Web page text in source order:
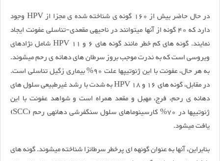
در حال حاضر بیش از 160 گونه­ ی شناخته شده­ ی مجزا از HPV وجود
دارد که 40 گونه از آن­ها می­توانند در ناحیه­ی مقعدی-تناسلی عفونت ایجاد
نمایند. گونه ­های کم­ خطر مانند گونه­ های 6 و 11 HPV شامل نژادهای
ویروسی است که به ندرت موجب بروز سرطان­ های دهانه­ ی رحم می­شوند.
به هر حال، عفونت با این ژنوتیپ­ها علت 90% بیماری زگیل تناسلی است.
در مقابل، گونه­ های 16 و 18 HPV به شدت با رشد غیرطبیعی سلول­ های
دهانه­ ی رحم، فرج، مهبل و مقعد همراه است و شواهد عفونت با این
ژنوتیپ­ها در 70% کارسینوماهای سلول سنگ­فرشی دهانه­ی رحم (SCC)
یافت می­شود.
بنابراین، آن­ها به عنوان گونه­ه ای پرخطر سرطان­زا شناخته می­شوند. گونه ­های